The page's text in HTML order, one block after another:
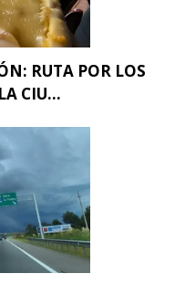
RUTA POR LOS
CIU...